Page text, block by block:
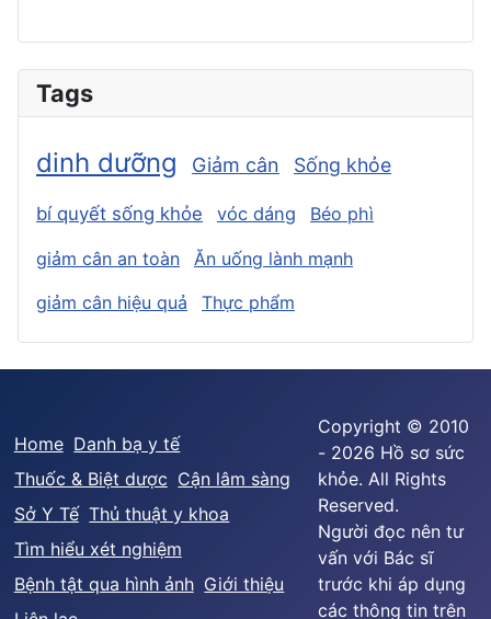
Tags
dinh dưỡng Giảm cân Sống khỏe
bí quyết sống khỏe vóc dáng Béo phì
giảm cân an toàn
Ăn uống lành mạnh
giảm cân hiệu quả
Thực phẩm
Home Danh bạ y tế
Thuốc & Biệt dược Cận lâm sàng
Sở Y Tế Thủ thuật y khoa
Tìm hiểu xét nghiệm
Bệnh tật qua hình ảnh Giới thiệu
Copyright © 2010
- 2026 Hồ sơ sức
khỏe. All Rights
Reserved.
Người đọc nên tư
vấn với Bác sĩ
trước khi áp dụng
các thông tin trên